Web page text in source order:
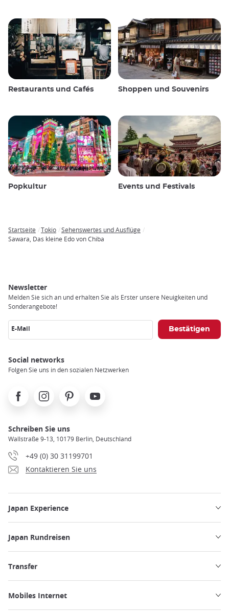
Restaurants und Cafés Shoppen und Souvenirs
Popkultur Events und Festivals
Breadcrumb
Startseite Tokio
Sehenswertes und Ausflüge
Sawara, Das kleine Edo von Chiba
Newsletter
Melden Sie sich an und erhalten Sie als Erster unsere Neuigkeiten und
Sonderangebote!
E-Mail
Social networks
Folgen Sie uns in den sozialen Netzwerken
FacebookInstagramPinterest Youtube
Schreiben Sie uns
Wallstraße 9-13, 10179 Berlin, Deutschland
+49 (0) 30 31199701
Kontaktieren Sie uns
Japan Experience
Japan Rundreisen
Transfer
Mobiles Internet